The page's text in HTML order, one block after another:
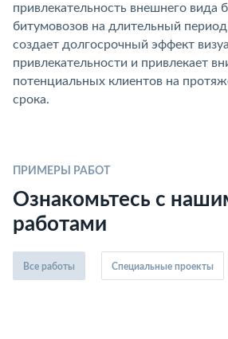
привлекательность внешнего вида
битумовозов на длительный
создает долгосрочный эффект
привлекательности и привлекает
потенциальных клиентов на
срока.
ПРИМЕРЫ РАБОТ
Ознакомьтесь с
работами
Все работы Специальные проекты